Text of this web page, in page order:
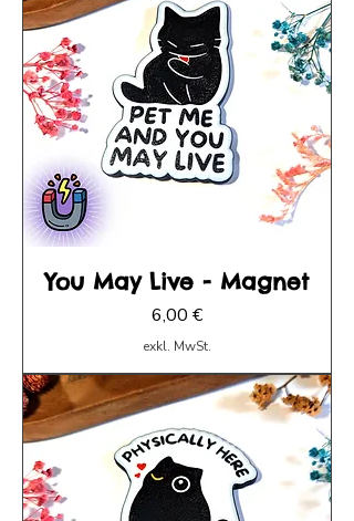
You May Live - Magnet
Preis
6,00 €
exkl. MwSt.